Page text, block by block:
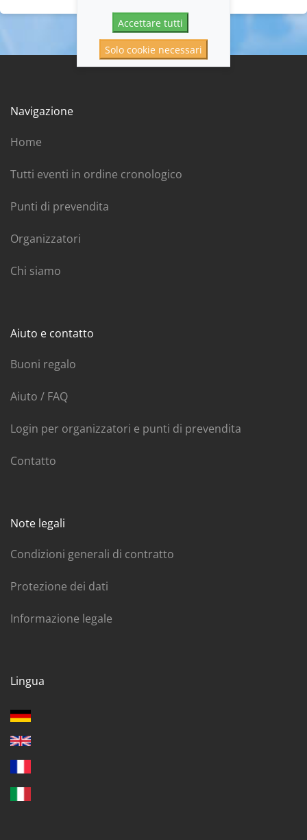
Navigazione
Home
Tutti eventi in ordine cronologico
Punti di prevendita
Organizzatori
Chi siamo
Aiuto e contatto
Buoni regalo
Aiuto / FAQ
Login per organizzatori e punti di prevendita
Contatto
Note legali
Condizioni generali di contratto
Protezione dei dati
Informazione legale
Lingua
Accettare tutti
Solo cookie necessari